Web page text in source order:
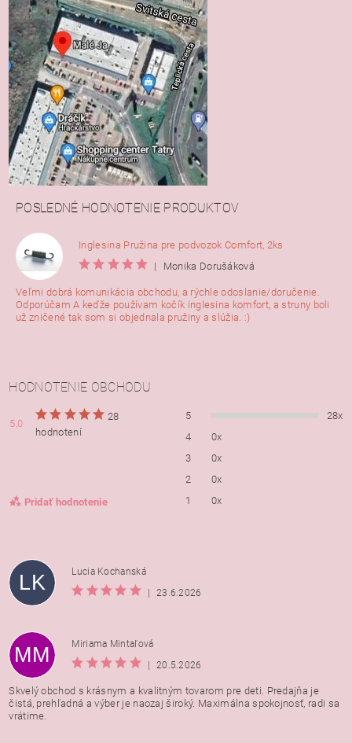
POSLEDNÉ HODNOTENIE PRODUKTOV
Inglesina Pružina pre podvozok Comfort, 2ks
|
Monika Dorušáková
Veľmi dobrá komunikácia obchodu, a rýchle odoslanie/doručenie.
Odporúčam A keďže používam kočík inglesina komfort, a struny boli
už zničené tak som si objednala pružiny a slúžia. :)
HODNOTENIE OBCHODU
5,0
28
hodnotení
Pridať hodnotenie
5
28x
4
0x
3
0x
2
0x
1
0x
LK
Lucia Kochanská
|
23.6.2026
MM
Miriama Mintaľová
|
20.5.2026
Skvelý obchod s krásnym a kvalitným tovarom pre deti. Predajňa je
čistá, prehľadná a výber je naozaj široký. Maximálna spokojnosť, radi sa
vrátime.